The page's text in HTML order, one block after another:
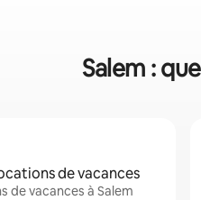
Salem :
de vacances
de vacances à Salem